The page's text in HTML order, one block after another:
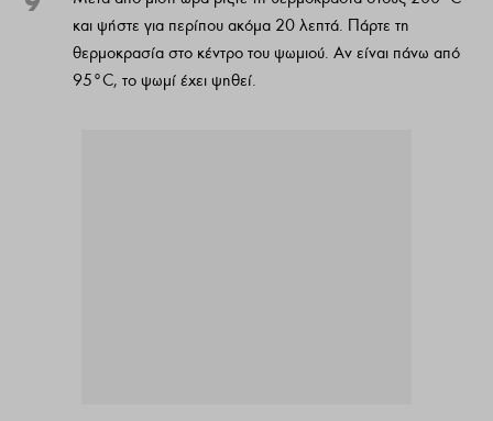
και ψήστε για περίπου ακόμα 20 λεπτά. Πάρτε τη
θερμοκρασία στο κέντρο του ψωμιού. Αν είναι πάνω από
95°C, το ψωμί έχει ψηθεί.